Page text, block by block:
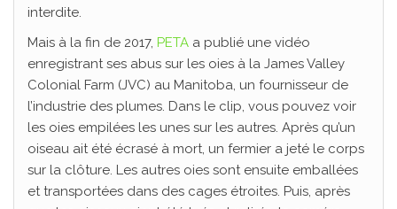
interdite.
Mais à la fin de 2017, PETA a publié une vidéo
enregistrant ses abus sur les oies à la James Valley
Colonial Farm (JVC) au Manitoba, un fournisseur de
l’industrie des plumes. Dans le clip, vous pouvez voir
les oies empilées les unes sur les autres. Après qu’un
oiseau ait été écrasé à mort, un fermier a jeté le corps
sur la clôture. Les autres oies sont ensuite emballées
et transportées dans des cages étroites. Puis, après